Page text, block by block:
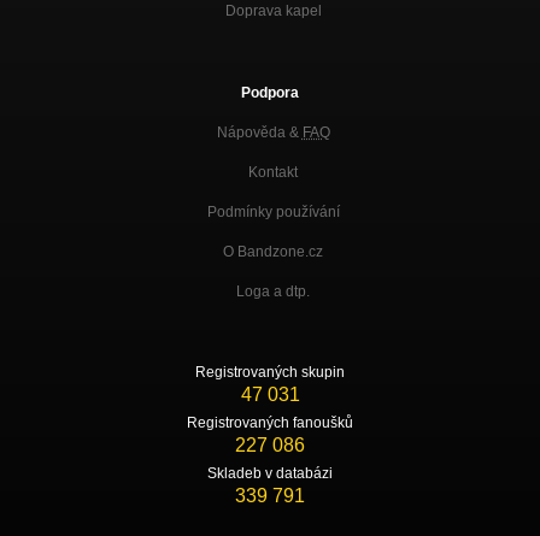
Doprava kapel
Podpora
Nápověda & FAQ
Kontakt
Podmínky používání
O Bandzone.cz
Loga a dtp.
Registrovaných skupin
47 031
Registrovaných fanoušků
227 086
Skladeb v databázi
339 791